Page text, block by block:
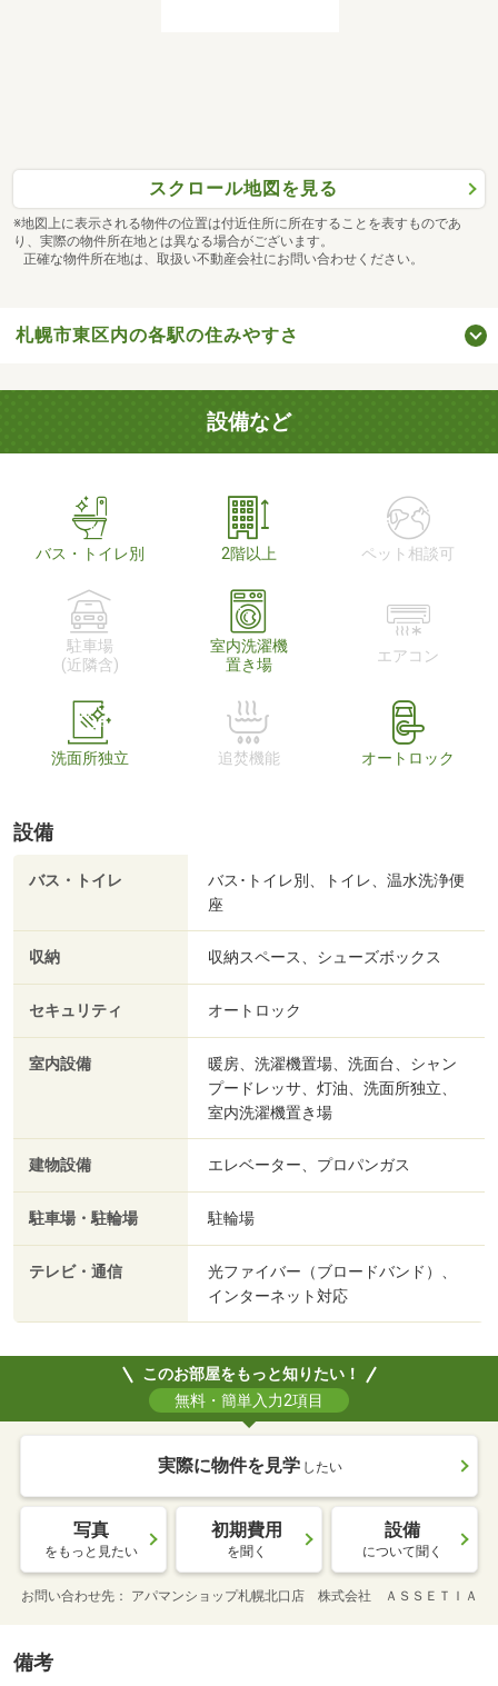
スクロール地図を見る
※地図上に表示される物件の位置は付近住所に所在することを表すものであ
り、実際の物件所在地とは異なる場合がございます。
正確な物件所在地は、取扱い不動産会社にお問い合わせください。
札幌市東区内の各駅の住みやすさ
設備など
バス・トイレ別 2階以上 ペット相談可
駐車場
(近隣含)
室内洗濯機
置き場
エアコン
洗面所独立 追焚機能 オートロック
設備
バス・トイレ
バス･トイレ別、トイレ、温水洗浄便
座
収納 収納スペース、シューズボックス
セキュリティ オートロック
室内設備
暖房、洗濯機置場、洗面台、シャン
プードレッサ、灯油、洗面所独立、
室内洗濯機置き場
建物設備 エレベーター、プロパンガス
駐車場・駐輪場 駐輪場
テレビ・通信
光ファイバー（ブロードバンド）、
インターネット対応
このお部屋をもっと知りたい！
無料・簡単入力2項目
実際に物件を見学 したい
写真
をもっと見たい
初期費用
を聞く
設備
について聞く
お問い合わせ先 アパマンショップ札幌北口店 株式会社 ＡＳＳＥＴＩＡ
備考